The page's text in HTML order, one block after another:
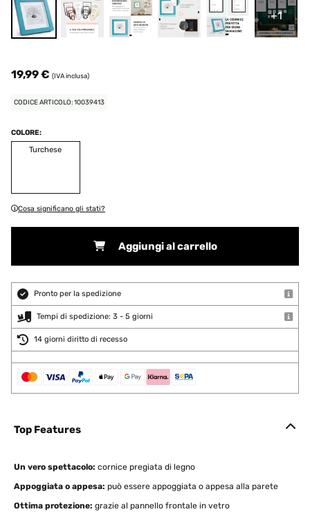
+1
19,99 € (IVA inclusa)
CODICE ARTICOLO: 10039413
COLORE:
Turchese
Cosa significano gli stati?
Aggiungi al carrello
Pronto per la spedizione
Tempi di spedizione: 3 - 5 giorni
14 giorni diritto di recesso
Top Features
Un vero spettacolo: cornice pregiata di legno
Appoggiata o appesa: può essere appoggiata o appesa alla parete
Ottima protezione: grazie al pannello frontale in vetro